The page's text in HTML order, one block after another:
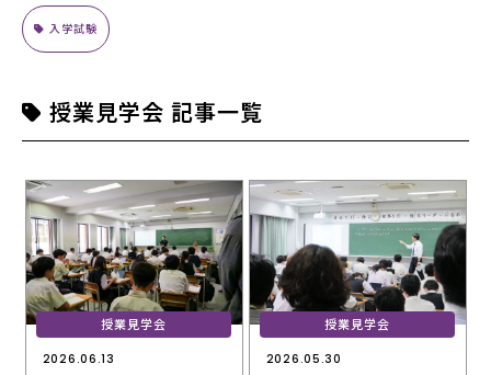
入学試験
授業見学会 記事一覧
2026.06.13
授業見学会
2026.05.30
授業見学会